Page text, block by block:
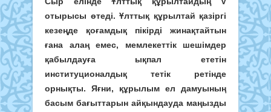
отырысы өтеді. Ұлттық құрылтай қазіргі
кезеңде қоғамдық пікірді жинақтайтын
ғана алаң емес, мемлекеттік шешімдер
қабылдауға ықпал ететін
институционалдық тетік ретінде
орнықты. Яғни, құрылым ел дамуының
басым бағыттарын айқындауда маңызды